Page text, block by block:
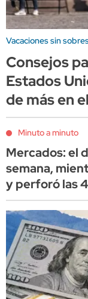
Vacaciones sin
Consejos
Estados
de más en
Minuto a minuto
Mercados: el
semana,
y perforó las